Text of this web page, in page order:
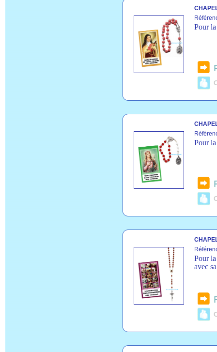
Pour
Pour
Pour
avec